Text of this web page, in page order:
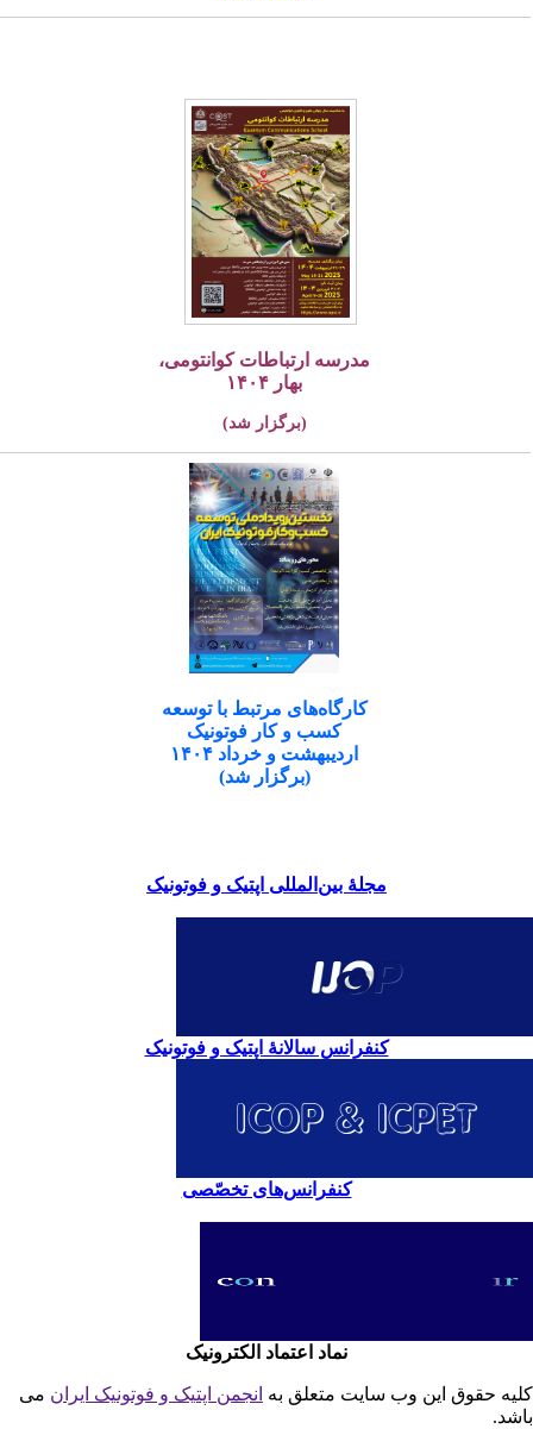
مدرسه ارتباطات کوانتومی،
بهار ۱۴۰۴
(برگزار شد)
کارگاه‌های مرتبط با توسعه
کسب و کار فوتونیک
اردیبهشت و خرداد ۱۴۰۴
(برگزار شد)
مجلۀ بین‌المللی اپتیک و فوتونیک
کنفرانس سالانۀ اپتیک و فوتونیک
کنفرانس‌های تخصّصی
نماد اعتماد الکترونیک
حقوق این وب سایت متعلق بهانجمن اپتیک و فوتونیک ایران می